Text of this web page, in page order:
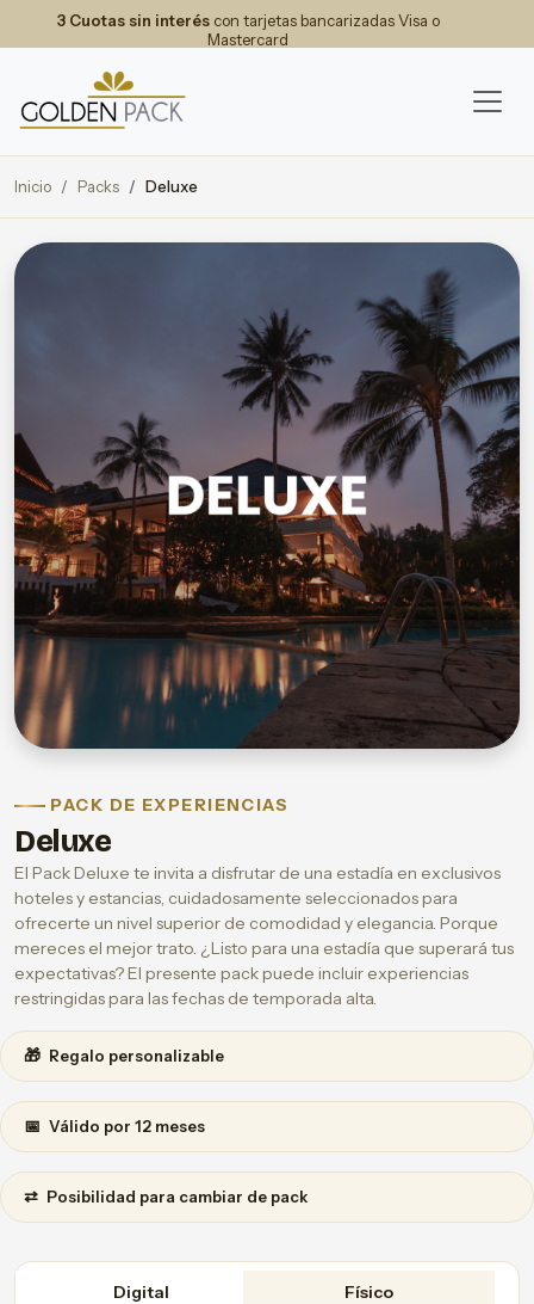
3 Cuotas sin interéscon tarjetas bancarizadas Visa o
Mastercard
Inicio Packs Deluxe
PACK DE EXPERIENCIAS
Deluxe
El Pack Deluxe te invita a disfrutar de una estadía en exclusivos
hoteles y estancias, cuidadosamente seleccionados para
ofrecerte un nivel superior de comodidad y elegancia. Porque
mereces el mejor trato. ¿Listo para una estadía que superará tus
expectativas? El presente pack puede incluir experiencias
restringidas para las fechas de temporada alta.
🎁 Regalo personalizable
📅 Válido por 12 meses
⇄ Posibilidad para cambiar de pack
Digital
Físico